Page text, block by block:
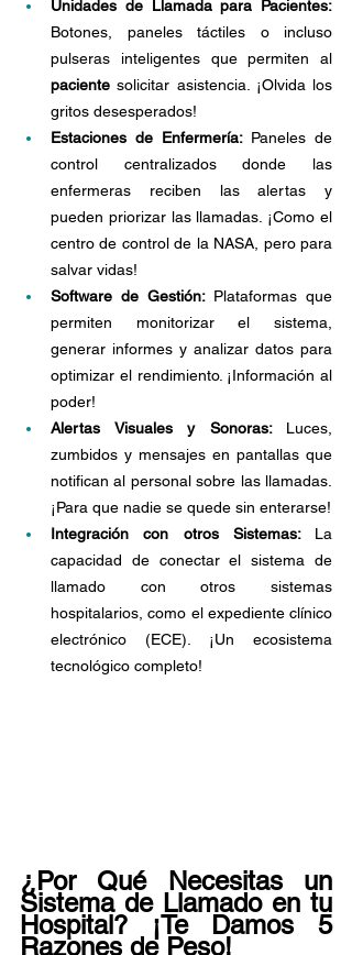
Botones, paneles táctiles o incluso
paciente solicitar asistencia. ¡Olvida los
gritos desesperados!
Estaciones de Enfermería: Paneles de
control centralizados donde las
enfermeras reciben las alertas y
pueden priorizar las llamadas. ¡Como el
centro de control de la NASA, pero para
salvar vidas!
Software de Gestión: Plataformas que
permiten monitorizar el sistema,
generar informes y analizar datos para
optimizar el rendimiento. ¡Información al
poder!
Alertas Visuales y Sonoras: Luces,
zumbidos y mensajes en pantallas que
notifican al personal sobre las llamadas.
¡Para que nadie se quede sin enterarse!
Integración con otros Sistemas: La
capacidad de conectar el sistema de
llamado con otros sistemas
hospitalarios, como el expediente clínico
electrónico (ECE). ¡Un ecosistema
tecnológico completo!
¿Por Qué Necesitas un
Sistema de Llamado en tu
Hospital? ¡Te Damos 5
Razones de Peso!